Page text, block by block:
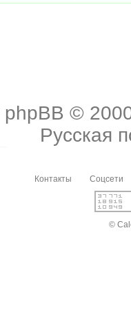
phpBB ©
Русская
Контакты Соцсети
©